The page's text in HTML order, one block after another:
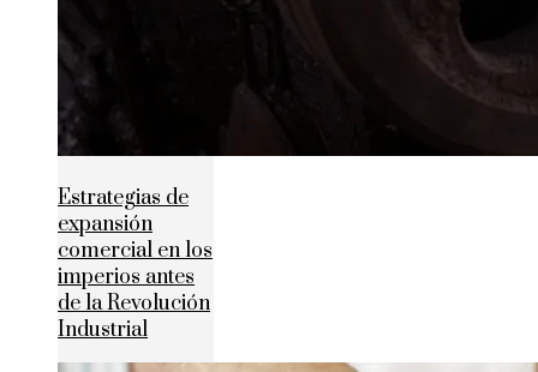
Estrategias de
expansión
comercial en los
imperios antes
de la Revolución
Industrial